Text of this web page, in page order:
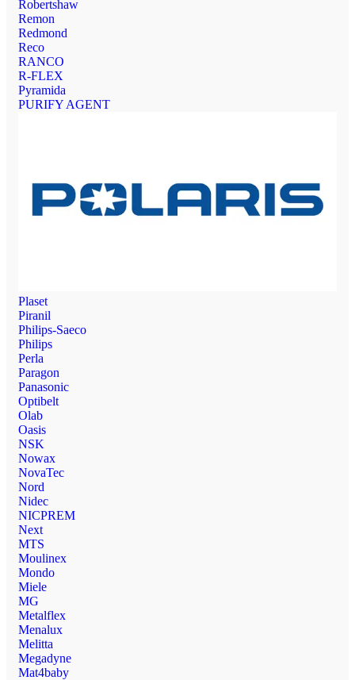
Robertshaw
Remon
Redmond
Reco
RANCO
R-FLEX
Pyramida
PURIFY AGENT
Plaset
Piranil
Philips-Saeco
Philips
Perla
Paragon
Panasonic
Optibelt
Olab
Oasis
NSK
Nowax
NovaTec
Nord
Nidec
NICPREM
Next
MTS
Moulinex
Mondo
Miele
MG
Metalflex
Menalux
Melitta
Megadyne
Mat4baby